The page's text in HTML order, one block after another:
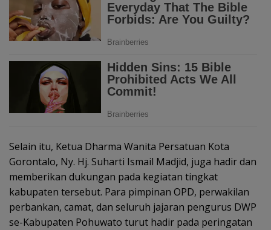
Selain itu, Ketua Dharma Wanita Persatuan Kota
Gorontalo, Ny. Hj. Suharti Ismail Madjid, juga hadir dan
memberikan dukungan pada kegiatan tingkat
kabupaten tersebut. Para pimpinan OPD, perwakilan
perbankan, camat, dan seluruh jajaran pengurus DWP
se-Kabupaten Pohuwato turut hadir pada peringatan